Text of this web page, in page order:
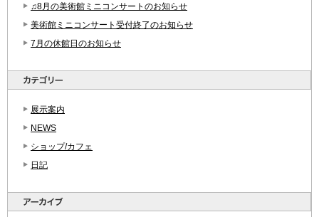
♫8月の美術館ミニコンサートのお知らせ
美術館ミニコンサート受付終了のお知らせ
7月の休館日のお知らせ
展示案内
NEWS
ショップ/カフェ
日記